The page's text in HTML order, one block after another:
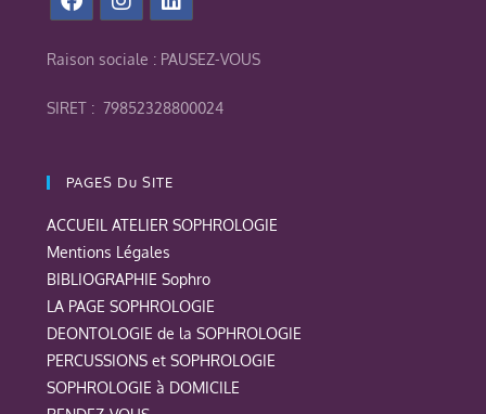
Raison sociale : PAUSEZ-VOUS
SIRET : 79852328800024
PAGES Du SITE
ACCUEIL ATELIER SOPHROLOGIE
Mentions Légales
BIBLIOGRAPHIE Sophro
LA PAGE SOPHROLOGIE
DEONTOLOGIE de la SOPHROLOGIE
PERCUSSIONS et SOPHROLOGIE
SOPHROLOGIE à DOMICILE